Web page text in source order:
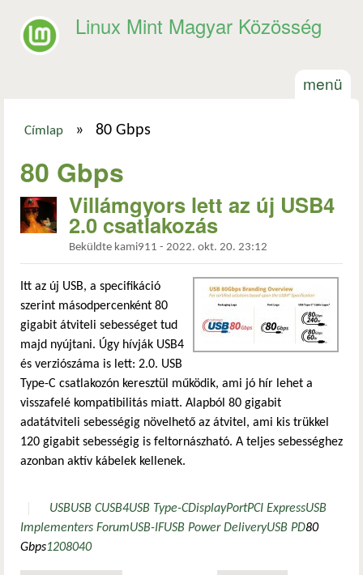
Linux Mint Magyar Közösség
menü
Címlap » 80 Gbps
80 Gbps
Villámgyors lett az új USB4
2.0 csatlakozás
Beküldte kami911 - 2022. okt. 20. 23:12
Itt az új USB, a specifikáció
szerint másodpercenként 80
gigabit átviteli sebességet tud
majd nyújtani. Úgy hívják USB4
és verziószáma is lett: 2.0. USB
Type-C csatlakozón keresztül működik, ami jó hír lehet a
visszafelé kompatibilitás miatt. Alapból 80 gigabit
adatátviteli sebességig növelhető az átvitel, ami kis trükkel
120 gigabit sebességig is feltornászható. A teljes sebességhez
azonban aktív kábelek kellenek.
USBUSB CUSB4USB Type-CDisplayPortPCI ExpressUSB
Implementers ForumUSB-IFUSB Power DeliveryUSB PD80
Gbps1208040